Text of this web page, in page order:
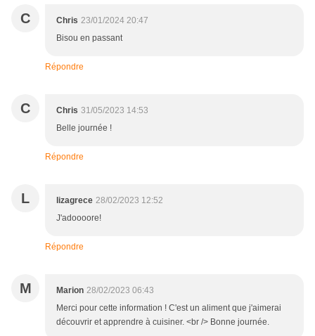
C Chris 23/01/2024 20:47
Bisou en passant
Répondre
C Chris 31/05/2023 14:53
Belle journée !
Répondre
L lizagrece 28/02/2023 12:52
J'adoooore!
Répondre
M Marion 28/02/2023 06:43
Merci pour cette information ! C'est un aliment que j'aimerai
découvrir et apprendre à cuisiner. <br /> Bonne journée.